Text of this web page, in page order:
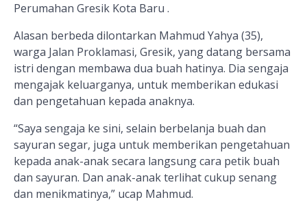
Perumahan Gresik Kota Baru .
Alasan berbeda dilontarkan Mahmud Yahya (35),
warga Jalan Proklamasi, Gresik, yang datang bersama
istri dengan membawa dua buah hatinya. Dia sengaja
mengajak keluarganya, untuk memberikan edukasi
dan pengetahuan kepada anaknya.
“Saya sengaja ke sini, selain berbelanja buah dan
sayuran segar, juga untuk memberikan pengetahuan
kepada anak-anak secara langsung cara petik buah
dan sayuran. Dan anak-anak terlihat cukup senang
dan menikmatinya,” ucap Mahmud.